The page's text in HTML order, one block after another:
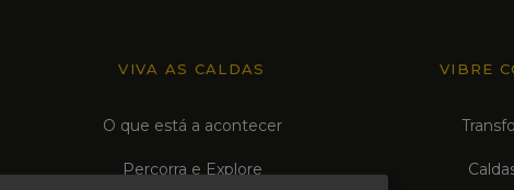
VIVA AS CALDAS
O que está a acontecer
Percorra e Explore
VIBRE